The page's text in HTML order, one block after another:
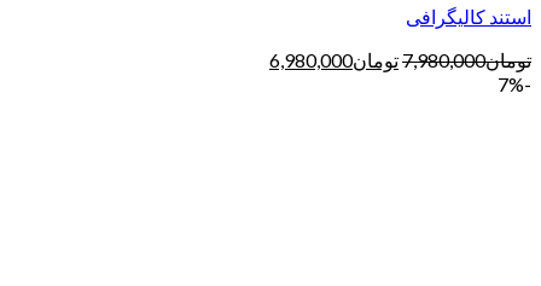
استند کالیگرافی
تومان7,980,000تومان6,980,000
-7%